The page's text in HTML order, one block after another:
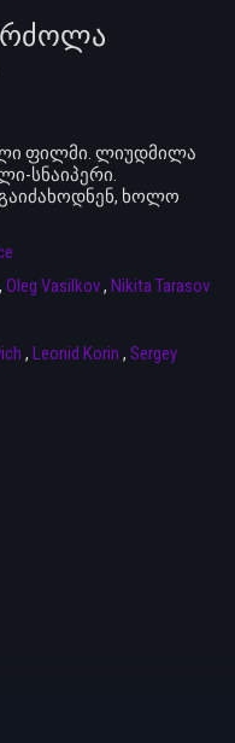
ფილმი. ლიუდმილა
სნაიპერი.
გაიძახოდნენ, ხოლო
, Oleg Vasilkov, Nikita Tarasov
, Leonid Korin , Sergey